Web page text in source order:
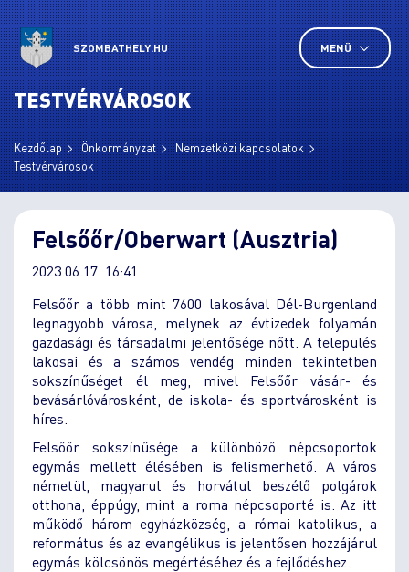
SZOMBATHELY.HU MENÜ
TESTVÉRVÁROSOK
Kezdőlap Önkormányzat
Nemzetközi kapcsolatok
Testvérvárosok
Felsőőr/Oberwart (Ausztria)
2023.06.17. 16:41
Felsőőr a több mint 7600 lakosával Dél-Burgenland
legnagyobb városa, melynek az évtizedek folyamán
gazdasági és társadalmi jelentősége nőtt. A település
lakosai és a számos vendég minden tekintetben
sokszínűséget él meg, mivel Felsőőr vásár- és
bevásárlóvárosként, de iskola- és sportvárosként is
híres.
Felsőőr sokszínűsége a különböző népcsoportok
egymás mellett élésében is felismerhető. A város
németül, magyarul és horvátul beszélő polgárok
otthona, éppúgy, mint a roma népcsoporté is. Az itt
működő három egyházközség, a római katolikus, a
református és az evangélikus is jelentősen hozzájárul
egymás kölcsönös megértéséhez és a fejlődéshez.